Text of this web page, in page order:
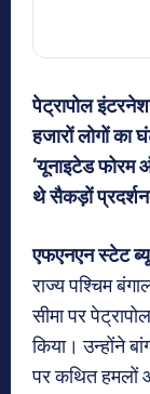
पेट्रापोल
हजारों लोगों का
‘यूनाइटेड फोरम
थे सैकड़ों
एफएनएन स्टेट
राज्य पश्चिम
सीमा पर
किया। उन्होंने
पर कथित हमलों